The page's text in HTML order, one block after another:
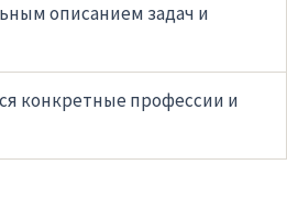
описанием задач и
конкретные профессии и